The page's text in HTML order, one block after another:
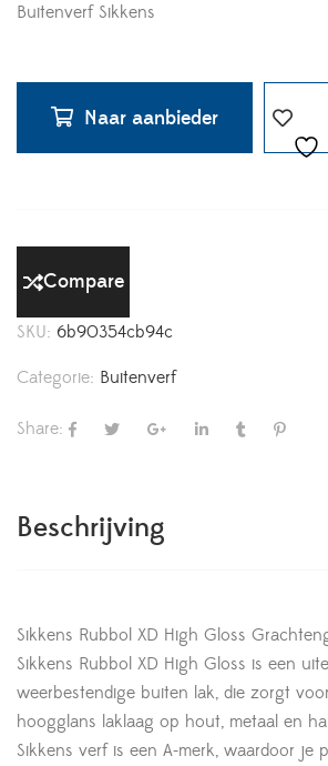
Buitenverf Sikkens
Naar aanbieder
Compare
SKU: 6b90354cb94c
Categorie: Buitenverf
Share:
Beschrijving
Sikkens Rubbol XD High Gloss
Sikkens Rubbol XD High Gloss is een
weerbestendige buiten lak, die zorgt
hoogglans laklaag op hout, metaal en
Sikkens verf is een A-merk, waardoor je